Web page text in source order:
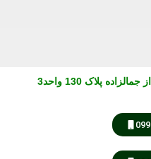
پلاک 130 واحد3